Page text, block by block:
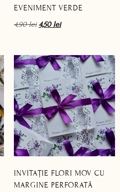
EVENIMENT VERDE
4,90lei 4,50lei
INVITAȚIE FLORI MOV CU
MARGINE PERFORATĂ